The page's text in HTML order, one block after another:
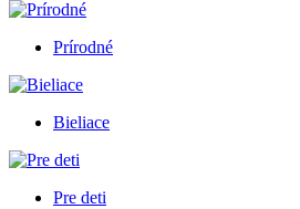
Prírodné
Bieliace
Pre deti